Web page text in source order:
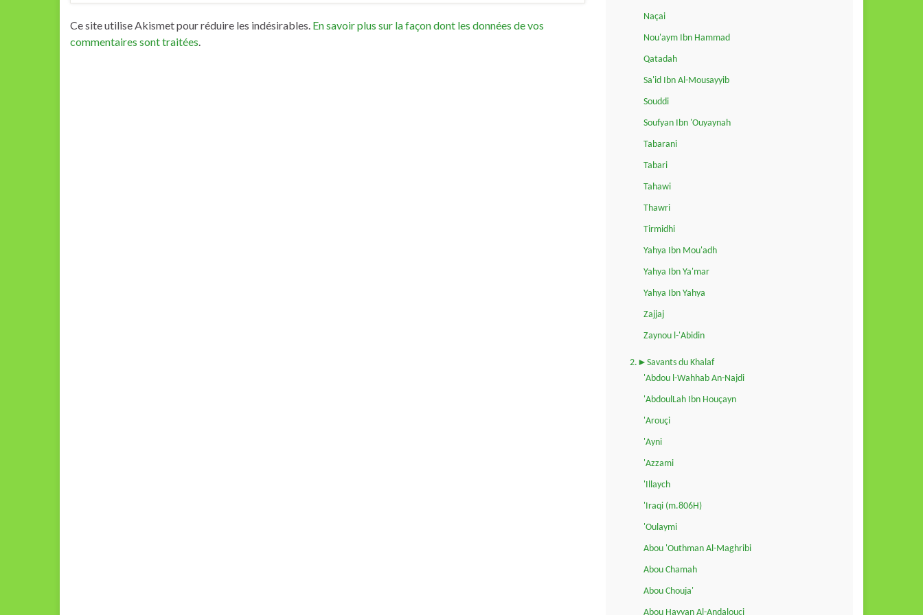
Ce site utilise Akismet pour réduire les indésirables. En savoir plus sur la façon dont les données de vos
commentaires sont traitées.
Naçai
Nou'aym Ibn Hammad
Qatadah
Sa'id Ibn Al-Mousayyib
Souddi
Soufyan Ibn 'Ouyaynah
Tabarani
Tabari
Tahawi
Thawri
Tirmidhi
Yahya Ibn Mou'adh
Yahya Ibn Ya'mar
Yahya Ibn Yahya
Zajjaj
Zaynou l-'Abidin
2.►Savants du Khalaf
'Abdou l-Wahhab An-Najdi
'AbdoulLah Ibn Houçayn
'Arouçi
'Ayni
'Azzami
'Illaych
'Iraqi (m.806H)
'Oulaymi
Abou 'Outhman Al-Maghribi
Abou Chamah
Abou Chouja'
Abou Hayyan Al-Andalouçi